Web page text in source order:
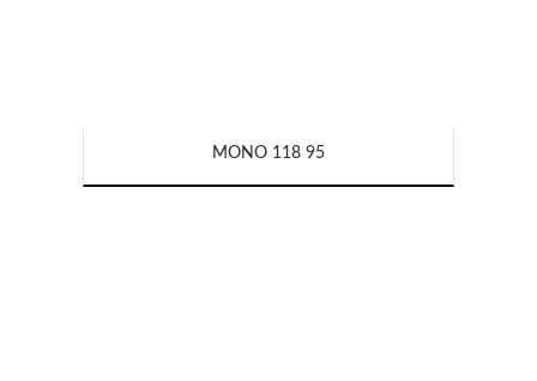
MONO 118 95